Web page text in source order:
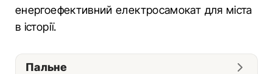
енергоефективний електросамокат для міста
в історії.
Пальне